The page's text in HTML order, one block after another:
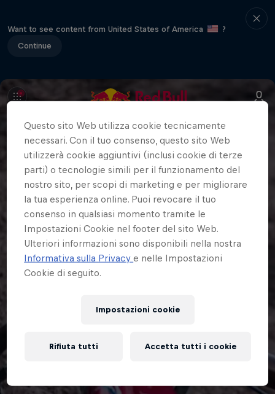
Want to see content from United States of America
?
Continue
Questo sito Web utilizza cookie tecnicamente
necessari. Con il tuo consenso, questo sito Web
utilizzerà cookie aggiuntivi (inclusi cookie di terze
parti) o tecnologie simili per il funzionamento del
nostro sito, per scopi di marketing e per migliorare
la tua esperienza online. Puoi revocare il tuo
consenso in qualsiasi momento tramite le
Impostazioni Cookie nel footer del sito Web.
Ulteriori informazioni sono disponibili nella nostra
Informativa sulla Privacye nelle Impostazioni
Cookie di seguito.
Impostazioni cookie
Rifiuta tutti Accetta tutti i cookie